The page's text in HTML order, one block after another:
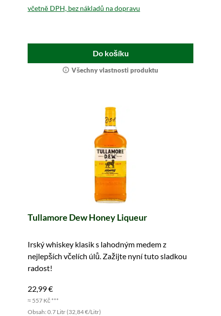
včetně DPH, bez nákladů na dopravu
Do košíku
Všechny vlastnosti produktu
Tullamore Dew Honey Liqueur
Irský whiskey klasik s lahodným medem z
nejlepších včelích úlů. Zažijte nyní tuto sladkou
radost!
22,99 €
≈ 557 Kč ***
Obsah: 0.7 Litr (32,84 €/Litr)